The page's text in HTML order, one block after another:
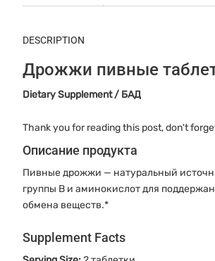
DESCRIPTION
Дрожжи пивные
Dietary Supplement / БАД
Thank you for reading this post, don't
Описание продукта
Пивные дрожжи — натуральный
группы B и аминокислот для
обмена веществ.*
Supplement Facts